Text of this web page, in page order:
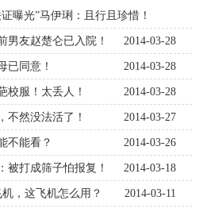
曝光”马伊琍：且行且珍惜！
2014-04-01
男友赵楚仑已入院！ 2014-03-28
已同意！ 2014-03-28
校服！太丢人！ 2014-03-28
不然没法活了！ 2014-03-27
不能看？ 2014-03-26
被打成筛子怕报复！ 2014-03-18
，这飞机怎么用？ 2014-03-11